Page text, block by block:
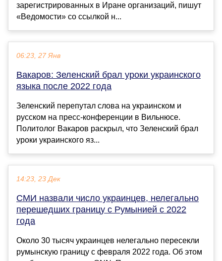
зарегистрированных в Иране организаций, пишут
«Ведомости» со ссылкой н...
06:23, 27 Янв
Вакаров: Зеленский брал уроки украинского
языка после 2022 года
Зеленский перепутал слова на украинском и
русском на пресс-конференции в Вильнюсе.
Политолог Вакаров раскрыл, что Зеленский брал
уроки украинского яз...
14:23, 23 Дек
СМИ назвали число украинцев, нелегально
перешедших границу с Румынией с 2022
года
Около 30 тысяч украинцев нелегально пересекли
румынскую границу с февраля 2022 года. Об этом